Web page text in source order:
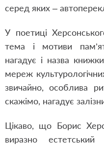
серед яких –
У поетиці
тема і мотиви
нагадує і назва
мереж
звичайно, особлива
скажімо, нагадує
Цікаво, що Борис
виразно